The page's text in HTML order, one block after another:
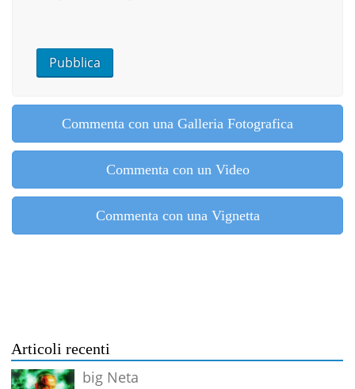
Commenta con una Galleria Fotografica
Commenta con un Video
Commenta con una Vignetta
Articoli recenti
big Neta